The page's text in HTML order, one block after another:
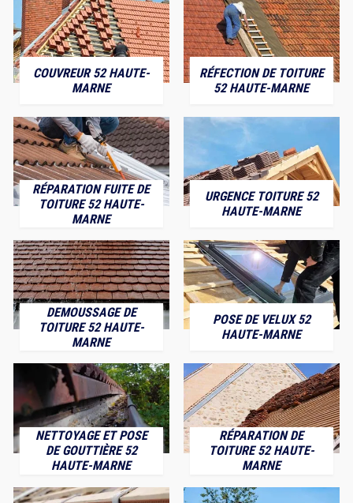
COUVREUR 52 HAUTE-
MARNE
RÉFECTION DE TOITURE
52 HAUTE-MARNE
RÉPARATION FUITE DE
TOITURE 52 HAUTE-
MARNE
URGENCE TOITURE 52
HAUTE-MARNE
DEMOUSSAGE DE
TOITURE 52 HAUTE-
MARNE
POSE DE VELUX 52
HAUTE-MARNE
NETTOYAGE ET POSE
DE GOUTTIÈRE 52
HAUTE-MARNE
RÉPARATION DE
TOITURE 52 HAUTE-
MARNE